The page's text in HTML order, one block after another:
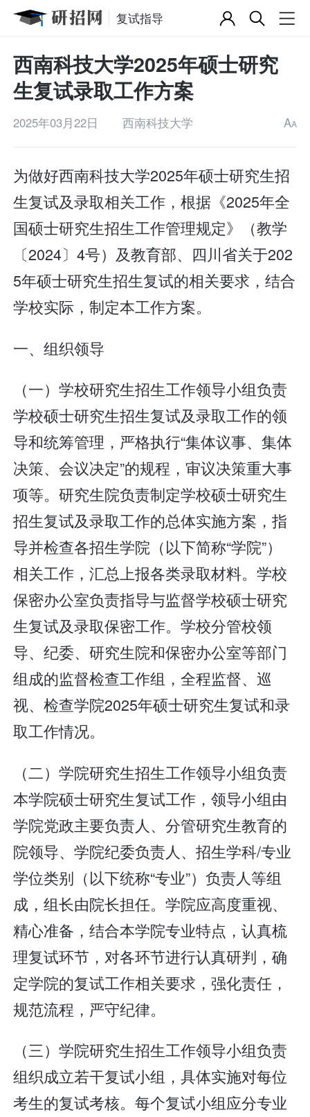
复试指导
西南科技大学2025年硕士研究
生复试录取工作方案
2025年03月22日 西南科技大学 AA
为做好西南科技大学2025年硕士研究生招
生复试及录取相关工作，根据《2025年全
国硕士研究生招生工作管理规定》（教学
〔2024〕4号）及教育部、四川省关于202
5年硕士研究生招生复试的相关要求，结合
学校实际，制定本工作方案。
一、组织领导
（一）学校研究生招生工作领导小组负责
学校硕士研究生招生复试及录取工作的领
导和统筹管理，严格执行“集体议事、集体
决策、会议决定”的规程，审议决策重大事
项等。研究生院负责制定学校硕士研究生
招生复试及录取工作的总体实施方案，指
导并检查各招生学院（以下简称“学院”）
相关工作，汇总上报各类录取材料。学校
保密办公室负责指导与监督学校硕士研究
生复试及录取保密工作。学校分管校领
导、纪委、研究生院和保密办公室等部门
组成的监督检查工作组，全程监督、巡
视、检查学院2025年硕士研究生复试和录
取工作情况。
（二）学院研究生招生工作领导小组负责
本学院硕士研究生复试工作，领导小组由
学院党政主要负责人、分管研究生教育的
院领导、学院纪委负责人、招生学科/专业
学位类别（以下统称“专业”）负责人等组
成，组长由院长担任。学院应高度重视、
精心准备，结合本学院专业特点，认真梳
理复试环节，对各环节进行认真研判，确
定学院的复试工作相关要求，强化责任，
规范流程，严守纪律。
（三）学院研究生招生工作领导小组负责
组织成立若干复试小组，具体实施对每位
考生的复试考核。每个复试小组应分专业